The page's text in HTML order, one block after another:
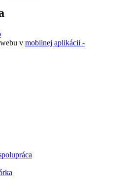
v mobilnej aplikácii -